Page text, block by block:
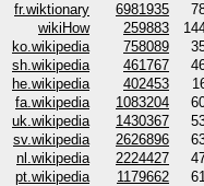
fr.wiktionary 6981935
wikiHow 259883
ko.wikipedia 758089
sh.wikipedia 461767
he.wikipedia 402453
fa.wikipedia 1083204
uk.wikipedia 1430367
sv.wikipedia 2626896
nl.wikipedia 2224427
pt.wikipedia 1179662